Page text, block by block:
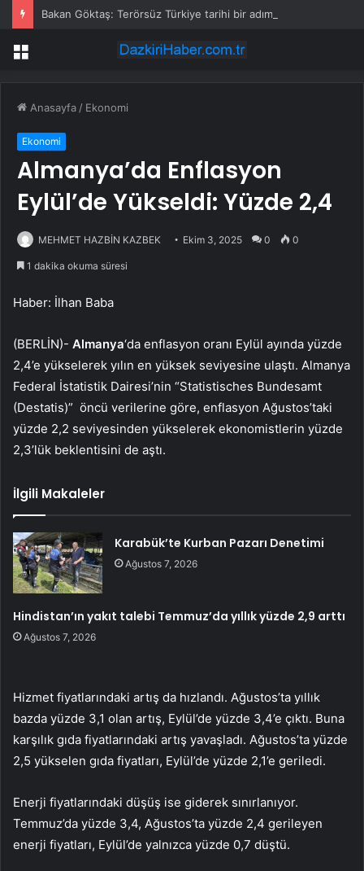
Bakan Göktaş: Terörsüz Türkiye tarihi bir adımdır
Menü
Anasayfa / Ekonomi
Ekonomi
Almanya’da Enflasyon
Eylül’de Yükseldi: Yüzde 2,4
MEHMET HAZBİN KAZBEK Ekim 3, 2025 0 0
1 dakika okuma süresi
Haber: İlhan Baba
(BERLİN)- Almanya‘da enflasyon oranı Eylül ayında yüzde
2,4’e yükselerek yılın en yüksek seviyesine ulaştı. Almanya
Federal İstatistik Dairesi’nin “Statistisches Bundesamt
(Destatis)” öncü verilerine göre, enflasyon Ağustos’taki
yüzde 2,2 seviyesinden yükselerek ekonomistlerin yüzde
2,3’lük beklentisini de aştı.
İlgili Makaleler
Karabük’te Kurban Pazarı Denetimi
Ağustos 7, 2026
Hindistan’ın yakıt talebi Temmuz’da yıllık yüzde 2,9 arttı
Ağustos 7, 2026
Hizmet fiyatlarındaki artış da hızlandı. Ağustos’ta yıllık
bazda yüzde 3,1 olan artış, Eylül’de yüzde 3,4’e çıktı. Buna
karşılık gıda fiyatlarındaki artış yavaşladı. Ağustos’ta yüzde
2,5 yükselen gıda fiyatları, Eylül’de yüzde 2,1’e geriledi.
Enerji fiyatlarındaki düşüş ise giderek sınırlanıyor.
Temmuz’da yüzde 3,4, Ağustos’ta yüzde 2,4 gerileyen
enerji fiyatları, Eylül’de yalnızca yüzde 0,7 düştü.